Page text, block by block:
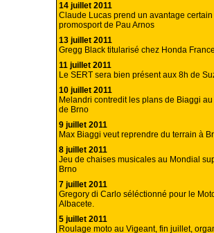
14 juillet 2011
Claude Lucas prend un avantage
promosport de Pau Arnos
13 juillet 2011
Gregg Black titularisé chez Honda France
11 juillet 2011
Le SERT sera bien présent aux 8h de
10 juillet 2011
Melandri contredit les plans de Biaggi
de Brno
9 juillet 2011
Max Biaggi veut reprendre du terrain à
8 juillet 2011
Jeu de chaises musicales au Mondial
Brno
7 juillet 2011
Gregory di Carlo séléctionné pour le
Albacete.
5 juillet 2011
Roulage moto au Vigeant, fin juillet,